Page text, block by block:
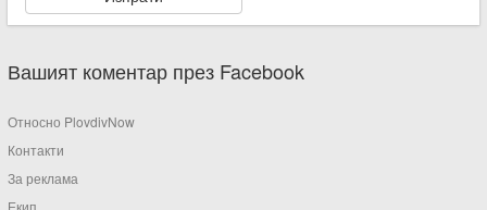
Вашият коментар през Facebook
Относно PlovdivNow
Контакти
За реклама
Екип